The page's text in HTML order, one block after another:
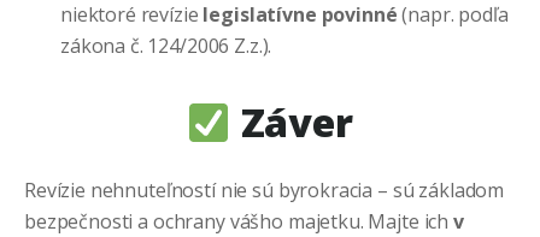
niektoré revízie legislatívne povinné(napr. podľa
zákona č. 124/2006 Z.z.).
Záver
Revízie nehnuteľností nie sú byrokracia – sú základom
bezpečnosti a ochrany vášho majetku. Majte ich v